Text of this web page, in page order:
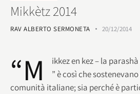
Mikkètz 2014
RAV ALBERTO SERMONETA 20/12/2014
“M
ikkez en kez – la
” è così che
comunità italiane; sia perché è